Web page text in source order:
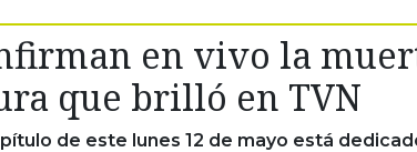
en vivo la
que brilló en TVN
de este lunes 12 de mayo está